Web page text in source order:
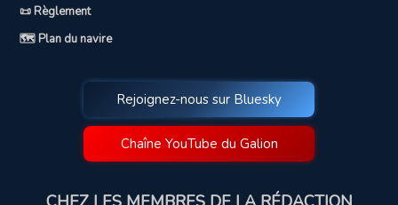
📜 Règlement
🗺️ Plan du navire
Rejoignez-nous sur Bluesky
Chaîne YouTube du Galion